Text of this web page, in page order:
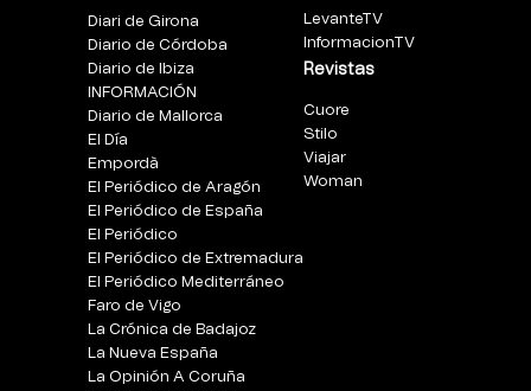
Diari de Girona
Diario de Córdoba
Diario de Ibiza
INFORMACIÓN
Diario de Mallorca
El Día
Empordà
El Periódico de Aragón
El Periódico de España
El Periódico
El Periódico de Extremadura
El Periódico Mediterráneo
Faro de Vigo
La Crónica de Badajoz
La Nueva España
La Opinión A Coruña
LevanteTV
InformacionTV
Revistas
Cuore
Stilo
Viajar
Woman